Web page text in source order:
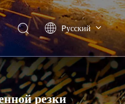
Pусский
English
резки